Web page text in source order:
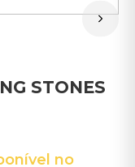
STONES
no